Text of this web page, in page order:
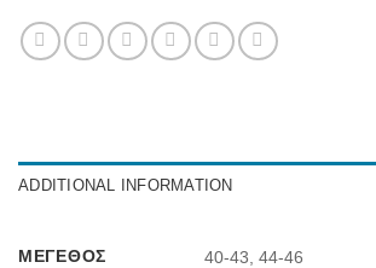
ADDITIONAL INFORMATION
ΜΈΓΕΘΟΣ 40-43, 44-46